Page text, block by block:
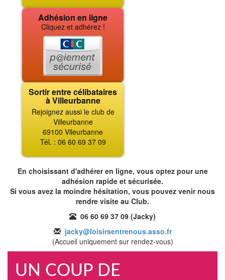
Adhésion en ligne
Cliquez et adhérez !
Sortir entre célibataires
à Villeurbanne
Rejoignez aussi le club de
Villeurbanne
69100 Vileurbanne
Tél. : 06 60 69 37 09
En choisissant d'adhérer en ligne, vous optez pour une
adhésion rapide et sécurisée.
Si vous avez la moindre hésitation, vous pouvez venir nous
rendre visite au Club.
06 60 69 37 09 (Jacky)
jacky@loisirsentrenous.asso.fr
(Accueil uniquement sur rendez-vous)
UN COUP DE